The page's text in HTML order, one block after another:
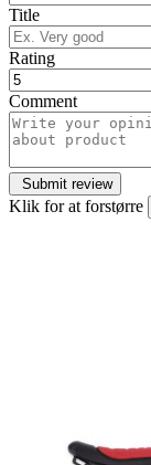
Title
Rating
Comment
Klik for at forstørre